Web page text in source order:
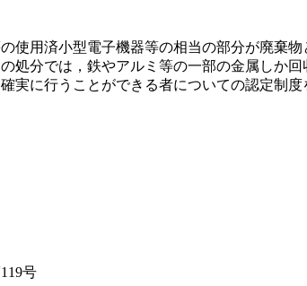
使用済小型電子機器等の相当の部分が廃棄
処分では，鉄やアルミ等の一部の金属しか
実に行うことができる者についての認定制
号